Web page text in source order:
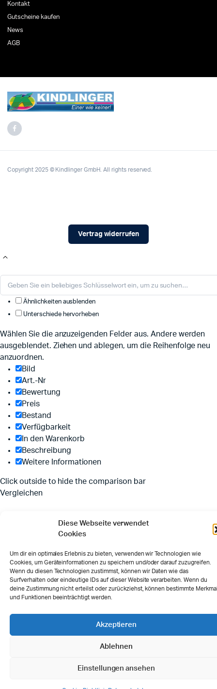
Diese Webseite verwendet
Cookies
Um dir ein optimales Erlebnis zu bieten, verwenden wir Technologien wie
Cookies, um Geräteinformationen zu speichern und/oder darauf zuzugreifen.
Wenn du diesen Technologien zustimmst, können wir Daten wie das
Surfverhalten oder eindeutige IDs auf dieser Website verarbeiten. Wenn du
deine Zustimmung nicht erteilst oder zurückziehst, können bestimmte
und Funktionen beeinträchtigt werden.
Akzeptieren
Ablehnen
Einstellungen ansehen
Kontakt
Gutscheine kaufen
News
AGB
Copyright 2025 © Kindlinger GmbH. All rights reserved.
Vertrag widerrufen
Ähnlichkeiten ausblenden
Unterschiede hervorheben
Wählen Sie die anzuzeigenden Felder aus. Andere werden
ausgeblendet. Ziehen und ablegen, um die Reihenfolge neu
anzuordnen.
Bild
Art.-Nr
Bewertung
Preis
Bestand
Verfügbarkeit
In den Warenkorb
Beschreibung
Weitere Informationen
Click outside to hide the comparison bar
Vergleichen